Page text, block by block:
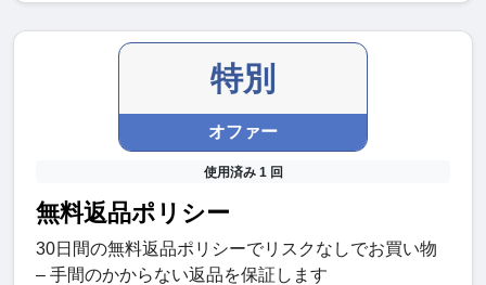
特別
オファー
使用済み 1 回
無料返品ポリシー
30日間の無料返品ポリシーでリスクなしでお買い物
– 手間のかからない返品を保証します